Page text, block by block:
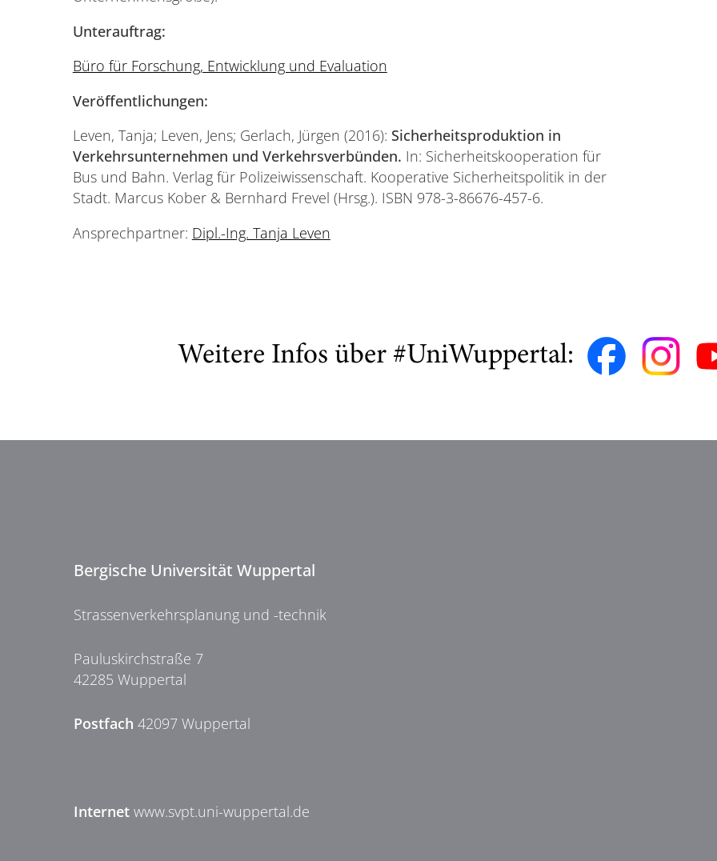
Unterauftrag:
Büro für Forschung, Entwicklung und Evaluation
Veröffentlichungen:
Leven, Tanja; Leven, Jens; Gerlach, Jürgen (2016): Sicherheitsproduktion in
Verkehrsunternehmen und Verkehrsverbünden. In: Sicherheitskooperation für
Bus und Bahn. Verlag für Polizeiwissenschaft. Kooperative Sicherheitspolitik in der
Stadt. Marcus Kober & Bernhard Frevel (Hrsg.). ISBN 978-3-86676-457-6.
Ansprechpartner: Dipl.-Ing. Tanja Leven
Weitere Infos über #UniWuppertal:
Bergische Universität Wuppertal
Strassenverkehrsplanung und -technik
Pauluskirchstraße 7
42285 Wuppertal
Postfach 42097 Wuppertal
Internet www.svpt.uni-wuppertal.de